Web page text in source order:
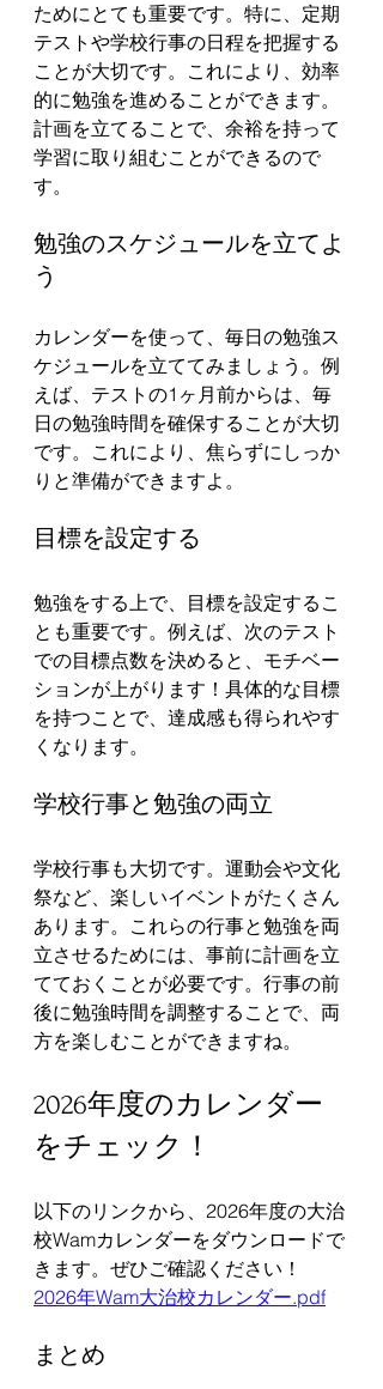
ためにとても重要です。特に、定期
テストや学校行事の日程を把握する
ことが大切です。これにより、効率
的に勉強を進めることができます。
計画を立てることで、余裕を持って
学習に取り組むことができるので
す。
勉強のスケジュールを立てよ
う
カレンダーを使って、毎日の勉強ス
ケジュールを立ててみましょう。例
えば、テストの1ヶ月前からは、毎
日の勉強時間を確保することが大切
です。これにより、焦らずにしっか
りと準備ができますよ。
目標を設定する
勉強をする上で、目標を設定するこ
とも重要です。例えば、次のテスト
での目標点数を決めると、モチベー
ションが上がります！具体的な目標
を持つことで、達成感も得られやす
くなります。
学校行事と勉強の両立
学校行事も大切です。運動会や文化
祭など、楽しいイベントがたくさん
あります。これらの行事と勉強を両
立させるためには、事前に計画を立
てておくことが必要です。行事の前
後に勉強時間を調整することで、両
方を楽しむことができますね。
2026年度のカレンダー
をチェック！
以下のリンクから、2026年度の大治
校Wamカレンダーをダウンロードで
きます。ぜひご確認ください！
2026年Wam大治校カレンダー.pdf
まとめ